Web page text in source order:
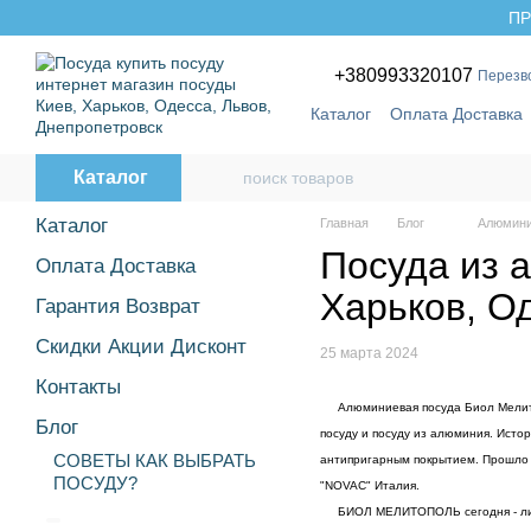
+380993320107
Каталог
Оплата Доставка
Каталог
Главная Блог
Посуда из
Харьков,
25 марта 2024
Алюминиевая посуда Биол
посуду и посуду из алюминия.
антипригарным покрытием. Прошло
"NOVAC" Италия.
БИОЛ МЕЛИТОПОЛЬ сегодня -
Каталог
Оплата Доставка
Гарантия Возврат
Скидки Акции Дисконт
Контакты
Блог
СОВЕТЫ КАК ВЫБРАТЬ
ПОСУДУ?